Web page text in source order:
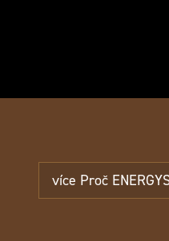
více Proč